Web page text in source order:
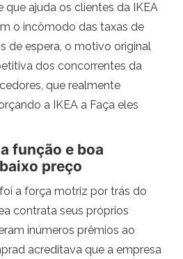
que ajuda os clientes da IKEA
o incômodo das taxas de
de espera, o motivo original
dos concorrentes da
que realmente
a IKEA a Faça eles
função e boa
preço
a força motriz por trás do
contrata seus próprios
inúmeros prêmios ao
acreditava que a empresa